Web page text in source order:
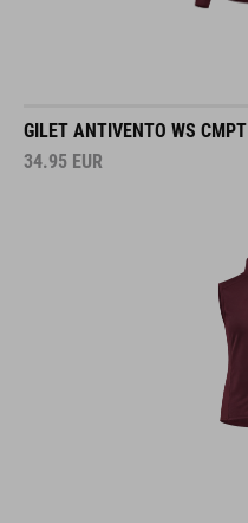
GILET ANTIVENTO WS CMPT
34.95 EUR